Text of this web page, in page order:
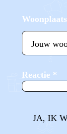
Woonplaats
Reactie *
JA, IK